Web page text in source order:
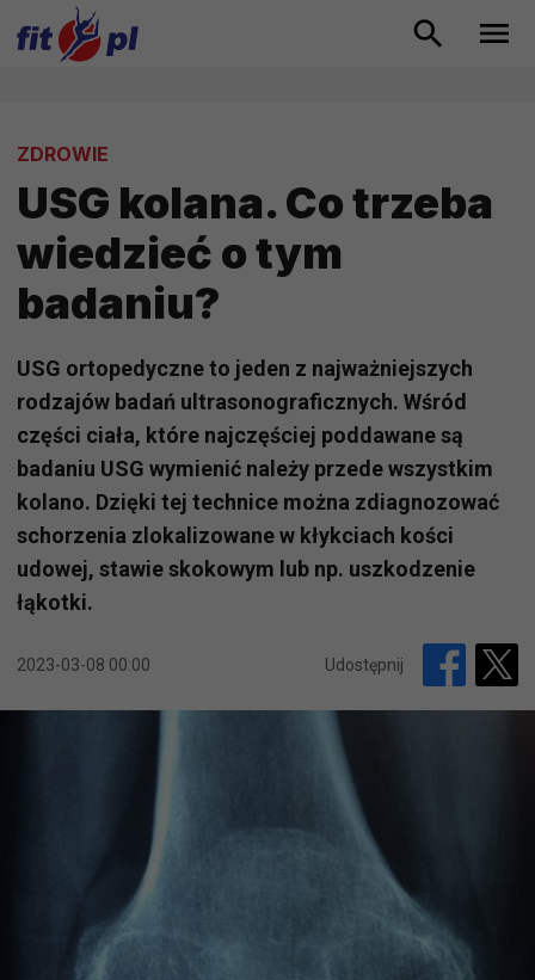
ZDROWIE
USG kolana. Co trzeba
wiedzieć o tym
badaniu?
USG ortopedyczne to jeden z najważniejszych
rodzajów badań ultrasonograficznych. Wśród
części ciała, które najczęściej poddawane są
badaniu USG wymienić należy przede wszystkim
kolano. Dzięki tej technice można zdiagnozować
schorzenia zlokalizowane w kłykciach kości
udowej, stawie skokowym lub np. uszkodzenie
łąkotki.
2023-03-08 00:00 Udostępnij